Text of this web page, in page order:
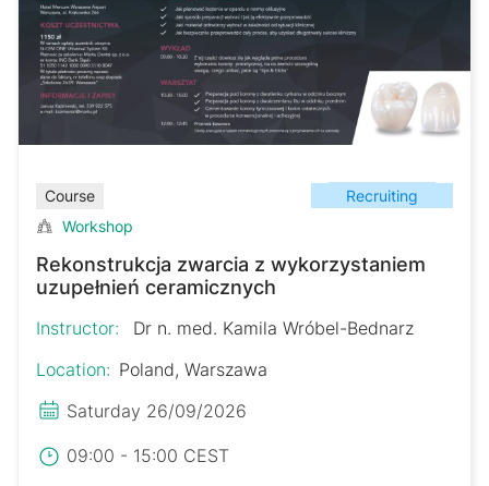
Course
Recruiting
Workshop
Rekonstrukcja zwarcia z wykorzystaniem
uzupełnień ceramicznych
Instructor:
Dr n. med. Kamila Wróbel-Bednarz
Location: Poland, Warszawa
Saturday 26/09/2026
09:00 - 15:00 CEST